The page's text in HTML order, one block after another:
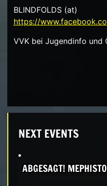
BLINDFOLDS (at)
https://
VVK bei Jugendinfo und
NEXT EVENTS
ABGESAGT!